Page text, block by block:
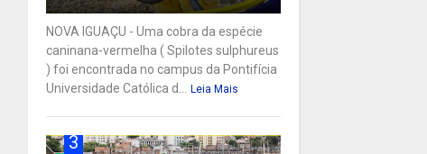
NOVA IGUAÇU - Uma cobra da espécie
caninana-vermelha ( Spilotes sulphureus
) foi encontrada no campus da Pontifícia
Universidade Católica d...
Leia Mais
3